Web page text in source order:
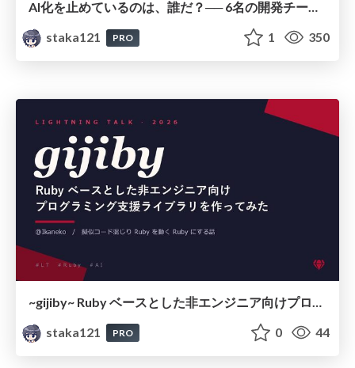
AI化を止めているのは、誰だ？── 6名の開発チームを1か月で変えて見えた"組織の慣性"
staka121
PRO 1 350
staka121
PRO 0 44